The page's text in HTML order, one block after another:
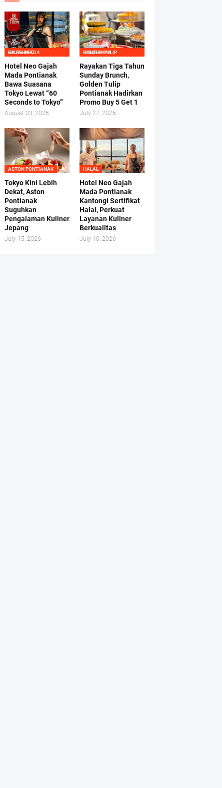
HOTEL NEO GAJAHMADA
Hotel Neo Gajah
Mada Pontianak
Bawa Suasana
Tokyo Lewat “60
Seconds to Tokyo”
August 03, 2026
GOLDEN TULIP PONTIANAK
Rayakan Tiga Tahun
Sunday Brunch,
Golden Tulip
Pontianak Hadirkan
Promo Buy 5 Get 1
July 27, 2026
ASTON PONTIANAK
Tokyo Kini Lebih
Dekat, Aston
Pontianak
Suguhkan
Pengalaman Kuliner
Jepang
July 15, 2026
HALAL
Hotel Neo Gajah
Mada Pontianak
Kantongi Sertifikat
Halal, Perkuat
Layanan Kuliner
Berkualitas
July 10, 2026